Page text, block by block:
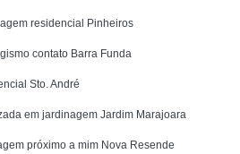
residencial Pinheiros
contato Barra Funda
Sto. André
em jardinagem Jardim Marajoara
próximo a mim Nova Resende